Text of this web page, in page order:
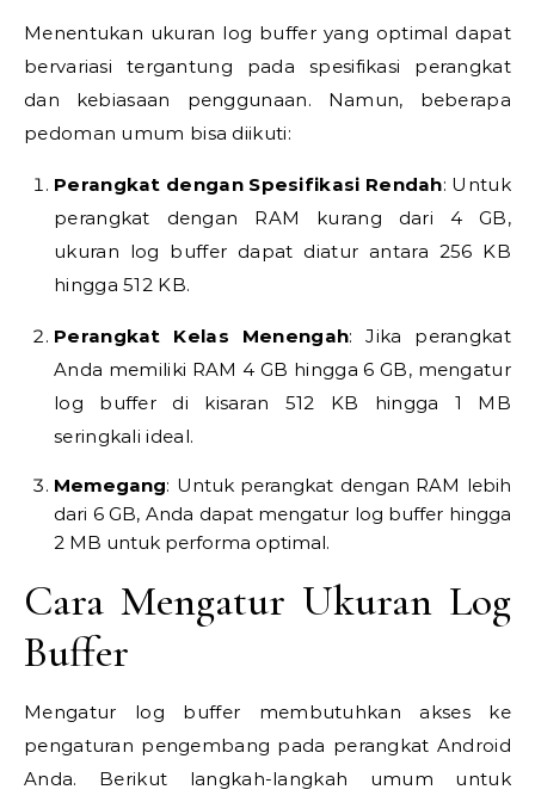
Menentukan ukuran log buffer yang optimal dapat
bervariasi tergantung pada spesifikasi perangkat
dan kebiasaan penggunaan. Namun, beberapa
pedoman umum bisa diikuti:
Perangkat dengan Spesifikasi Rendah: Untuk
perangkat dengan RAM kurang dari 4 GB,
ukuran log buffer dapat diatur antara 256 KB
hingga 512 KB.
Perangkat Kelas Menengah: Jika perangkat
Anda memiliki RAM 4 GB hingga 6 GB, mengatur
log buffer di kisaran 512 KB hingga 1 MB
seringkali ideal.
Memegang: Untuk perangkat dengan RAM lebih
dari 6 GB, Anda dapat mengatur log buffer hingga
2 MB untuk performa optimal.
Cara Mengatur Ukuran Log
Buffer
Mengatur log buffer membutuhkan akses ke
pengaturan pengembang pada perangkat Android
Anda. Berikut langkah-langkah umum untuk